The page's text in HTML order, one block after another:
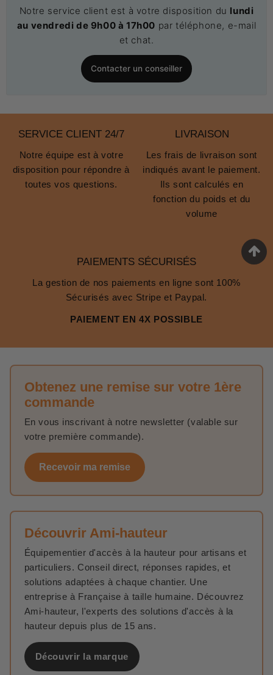
Notre service client est à votre disposition du lundi
au vendredi de 9h00 à 17h00 par téléphone, e-mail
et chat.
Contacter un conseiller
SERVICE CLIENT 24/7
Notre équipe est à votre
disposition pour répondre à
toutes vos questions.
LIVRAISON
Les frais de livraison sont
indiqués avant le paiement.
Ils sont calculés en
fonction du poids et du
volume
PAIEMENTS SÉCURISÉS
La gestion de nos paiements en ligne sont 100%
Sécurisés avec Stripe et Paypal.
PAIEMENT EN 4X POSSIBLE
Obtenez une remise sur votre 1ère
commande
En vous inscrivant à notre newsletter (valable sur
votre première commande).
Recevoir ma remise
Découvrir Ami-hauteur
Équipementier d'accès à la hauteur pour artisans et
particuliers. Conseil direct, réponses rapides, et
solutions adaptées à chaque chantier. Une
entreprise à Française à taille humaine. Découvrez
Ami-hauteur, l'experts des solutions d'accès à la
hauteur depuis plus de 15 ans.
Découvrir la marque